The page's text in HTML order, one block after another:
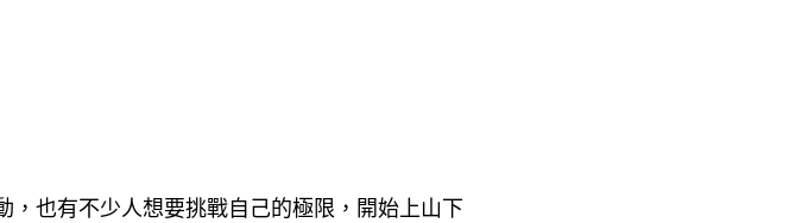
也有不少人想要挑戰自己的極限，開始上山下